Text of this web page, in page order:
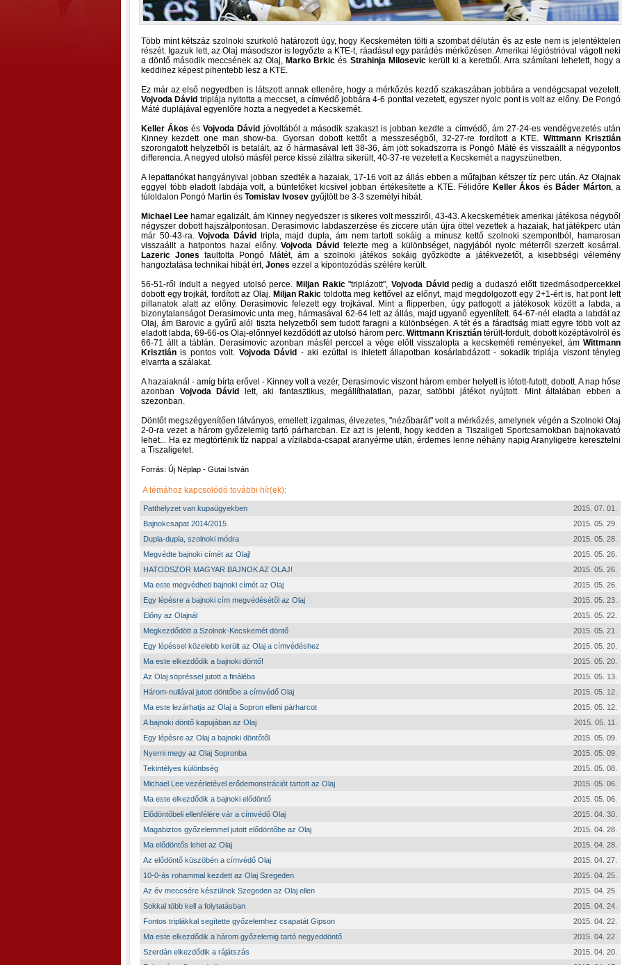
Több mint kétszáz szolnoki szurkoló határozott úgy, hogy Kecskeméten tölti a szombat délután és az este nem is jelentéktelen
részét. Igazuk lett, az Olaj másodszor is legyőzte a KTE-t, ráadásul egy parádés mérkőzésen. Amerikai légióstrióval vágott neki
a döntő második meccsének az Olaj, Marko Brkic és Strahinja Milosevickerült ki a keretből. Arra számítani lehetett, hogy a
keddihez képest pihentebb lesz a KTE.
Ez már az első negyedben is látszott annak ellenére, hogy a mérkőzés kezdő szakaszában jobbára a vendégcsapat vezetett.
Vojvoda Dávid triplája nyitotta a meccset, a címvédő jobbára 4-6 ponttal vezetett, egyszer nyolc pont is volt az előny. De Pongó
Máté duplájával egyenlőre hozta a negyedet a Kecskemét.
Keller Ákos ésVojvoda Dávid jóvoltából a második szakaszt is jobban kezdte a címvédő, ám 27-24-es vendégvezetés után
Kinney kezdett one man show-ba. Gyorsan dobott kettőt a messzeségből, 32-27-re fordított a KTE. Wittmann Krisztián
szorongatott helyzetből is betalált, az ő hármasával lett 38-36, ám jött sokadszorra is Pongó Máté és visszaállt a négypontos
differencia. A negyed utolsó másfél perce kissé ziláltra sikerült, 40-37-re vezetett a Kecskemét a nagyszünetben.
A lepattanókat hangyányival jobban szedték a hazaiak, 17-16 volt az állás ebben a műfajban kétszer tíz perc után. Az Olajnak
eggyel több eladott labdája volt, a büntetőket kicsivel jobban értékesítette a KTE. Félidőre Keller Ákos és Báder Márton, a
túloldalon Pongó Martin és Tomislav Ivosev gyűjtött be 3-3 személyi hibát.
Michael Lee hamar egalizált, ám Kinney negyedszer is sikeres volt messziről, 43-43. A kecskemétiek amerikai játékosa négyből
négyszer dobott hajszálpontosan. Derasimovic labdaszerzése és ziccere után újra öttel vezettek a hazaiak, hat játékperc után
már 50-43-ra.Vojvoda Dávid tripla, majd dupla, ám nem tartott sokáig a mínusz kettő szolnoki szempontból, hamarosan
visszaállt a hatpontos hazai előny.Vojvoda Dávid felezte meg a különbséget, nagyjából nyolc méterről szerzett kosárral.
Lazeric Jones faultolta Pongó Mátét, ám a szolnoki játékos sokáig győzködte a játékvezetőt, a kisebbségi vélemény
hangoztatása technikai hibát ért, Jones ezzel a kipontozódás szélére került.
56-51-ről indult a negyed utolsó perce. Miljan Rakic"triplázott",Vojvoda Dávid pedig a dudaszó előtt tizedmásodpercekkel
dobott egy trojkát, fordított az Olaj. Miljan Rakic toldotta meg kettővel az előnyt, majd megdolgozott egy 2+1-ért is, hat pont lett
pillanatok alatt az előny. Derasimovic felezett egy trojkával. Mint a flipperben, úgy pattogott a játékosok között a labda, a
bizonytalanságot Derasimovic unta meg, hármasával 62-64 lett az állás, majd ugyanő egyenlített. 64-67-nél eladta a labdát az
Olaj, ám Barovic a gyűrű alól tiszta helyzetből sem tudott faragni a különbségen. A tét és a fáradtság miatt egyre több volt az
eladott labda, 69-66-os Olaj-előnnyel kezdődött az utolsó három perc. Wittmann Krisztiántérült-fordult, dobott középtávolról és
66-71 állt a táblán. Derasimovic azonban másfél perccel a vége előtt visszalopta a kecskeméti reményeket, ám Wittmann
Krisztián is pontos volt. Vojvoda Dávid - aki ezúttal is ihletett állapotban kosárlabdázott - sokadik triplája viszont tényleg
elvarrta a szálakat.
A hazaiaknál - amíg bírta erővel - Kinney volt a vezér, Derasimovic viszont három ember helyett is lótott-futott, dobott. A nap hőse
azonban Vojvoda Dávid
lett, aki fantasztikus, megállíthatatlan, pazar, satöbbi játékot nyújtott. Mint általában ebben a
szezonban.
Döntőt megszégyenítően látványos, emellett izgalmas, élvezetes, "nézőbarát" volt a mérkőzés, amelynek végén a Szolnoki Olaj
2-0-ra vezet a három győzelemig tartó párharcban. Ez azt is jelenti, hogy kedden a Tiszaligeti Sportcsarnokban bajnokavató
lehet... Ha ez megtörténik tíz nappal a vízilabda-csapat aranyérme után, érdemes lenne néhány napig Aranyligetre keresztelni
a Tiszaligetet.
Forrás: Új Néplap - Gutai István
A témához kapcsolódó további hír(ek):
Patthelyzet van kupaügyekben
2015. 07. 01.
Bajnokcsapat 2014/2015
2015. 05. 29.
Dupla-dupla, szolnoki módra
2015. 05. 28.
Megvédte bajnoki címét az Olaj!
2015. 05. 26.
HATODSZOR MAGYAR BAJNOK AZ OLAJ!
2015. 05. 26.
Ma este megvédheti bajnoki címét az Olaj
2015. 05. 26.
Egy lépésre a bajnoki cím megvédésétől az Olaj
2015. 05. 23.
Előny az Olajnál
2015. 05. 22.
Megkezdődött a Szolnok-Kecskemét döntő
2015. 05. 21.
Egy lépéssel közelebb került az Olaj a címvédéshez
2015. 05. 20.
Ma este elkezdődik a bajnoki döntő!
2015. 05. 20.
Az Olaj söpréssel jutott a fináléba
2015. 05. 13.
Három-nullával jutott döntőbe a címvédő Olaj
2015. 05. 12.
Ma este lezárhatja az Olaj a Sopron elleni párharcot
2015. 05. 12.
A bajnoki döntő kapujában az Olaj
2015. 05. 11.
Egy lépésre az Olaj a bajnoki döntőtől
2015. 05. 09.
Nyerni megy az Olaj Sopronba
2015. 05. 09.
Tekintélyes különbség
2015. 05. 08.
Michael Lee vezérletével erődemonstrációt tartott az Olaj
2015. 05. 06.
Ma este elkezdődik a bajnoki elődöntő
2015. 05. 06.
Elődöntőbeli ellenfélére vár a címvédő Olaj
2015. 04. 30.
Magabiztos győzelemmel jutott elődöntőbe az Olaj
2015. 04. 28.
Ma elődöntős lehet az Olaj
2015. 04. 28.
Az elődöntő küszöbén a címvédő Olaj
2015. 04. 27.
10-0-ás rohammal kezdett az Olaj Szegeden
2015. 04. 25.
Az év meccsére készülnek Szegeden az Olaj ellen
2015. 04. 25.
Sokkal több kell a folytatásban
2015. 04. 24.
Fontos triplákkal segítette győzelemhez csapatát Gipson
2015. 04. 22.
Ma este elkezdődik a három győzelemig tartó negyeddöntő
2015. 04. 22.
Szerdán elkezdődik a rájátszás
2015. 04. 20.